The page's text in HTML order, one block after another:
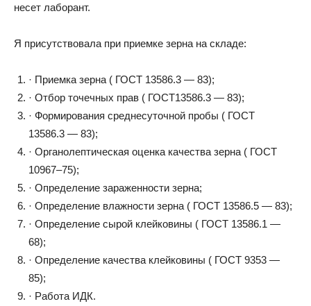
несет лаборант.
Я присутствовала при приемке зерна на складе:
· Приемка зерна ( ГОСТ 13586.3 — 83);
· Отбор точечных прав ( ГОСТ13586.3 — 83);
· Формирования среднесуточной пробы ( ГОСТ
13586.3 — 83);
· Органолептическая оценка качества зерна ( ГОСТ
10967–75);
· Определение зараженности зерна;
· Определение влажности зерна ( ГОСТ 13586.5 — 83);
· Определение сырой клейковины ( ГОСТ 13586.1 —
68);
· Определение качества клейковины ( ГОСТ 9353 —
85);
· Работа ИДК.